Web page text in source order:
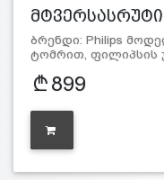
მტვერსასრუტი
ბრენდი: Philips
ტომრით, ფილიპსის
899